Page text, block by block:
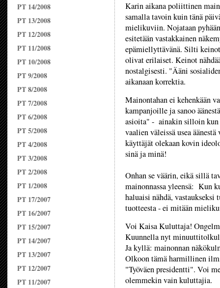
PT 14/2008
PT 13/2008
PT 12/2008
PT 11/2008
PT 10/2008
PT 9/2008
PT 8/2008
PT 7/2008
PT 6/2008
PT 5/2008
PT 4/2008
PT 3/2008
PT 2/2008
PT 1/2008
PT 17/2007
PT 16/2007
PT 15/2007
PT 14/2007
PT 13/2007
PT 12/2007
PT 11/2007
Karin aikana poliittinen
samalla tavoin kuin tänä
mielikuviin. Nojataan
esitetään vastakkainen
epämiellyttävänä. Silti
olivat erilaiset. Keinot
nostalgisesti. "Ääni
aikanaan korrektia.
Mainontahan ei kehenkään
kampanjoille ja sanoo
asioita" - ainakin silloin kun
vaalien väleissä usea
käyttäjät olekaan kovin
sinä ja minä!
Onhan se väärin, eikä sillä
mainonnassa yleensä: Kun
haluaisi nähdä, vastaukseksi
tuotteesta - ei mitään
Voi Kaisa Kuluttaja!
Kuunnella nyt
Ja kyllä: mainonnan
Olkoon tämä harmillinen
"Työväen presidentti". Voi
olemmekin vain kuluttajia.